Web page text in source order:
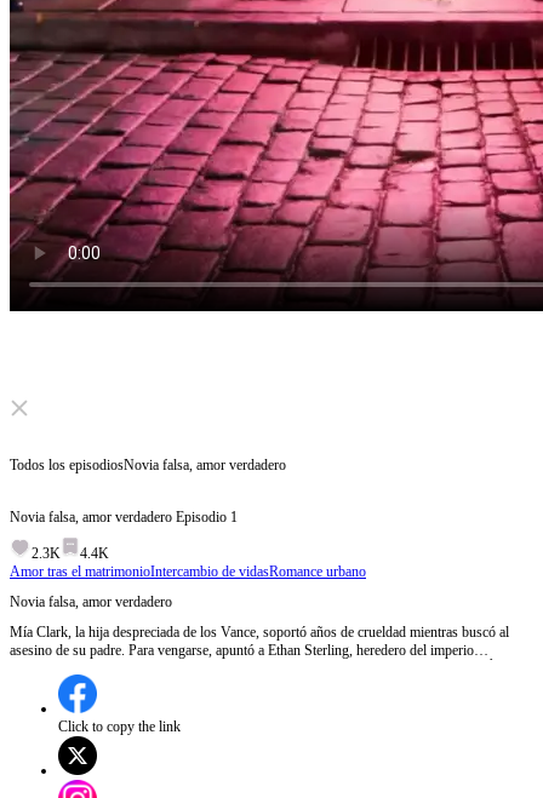
Click to unmute
La más bella de la Zona Dorada.
Todos los episodiosNovia falsa, amor verdadero
Novia falsa, amor verdadero Episodio 1
2.3K
4.4K
Amor tras el matrimonioIntercambio de vidasRomance urbano
Novia falsa, amor verdadero
Mía Clark, la hija despreciada de los Vance, soportó años de crueldad mientras buscó al
asesino de su padre. Para vengarse, apuntó a Ethan Sterling, heredero del imperio
también. Y Liam dejó de fingir que no la deseaba.
Click to copy the link